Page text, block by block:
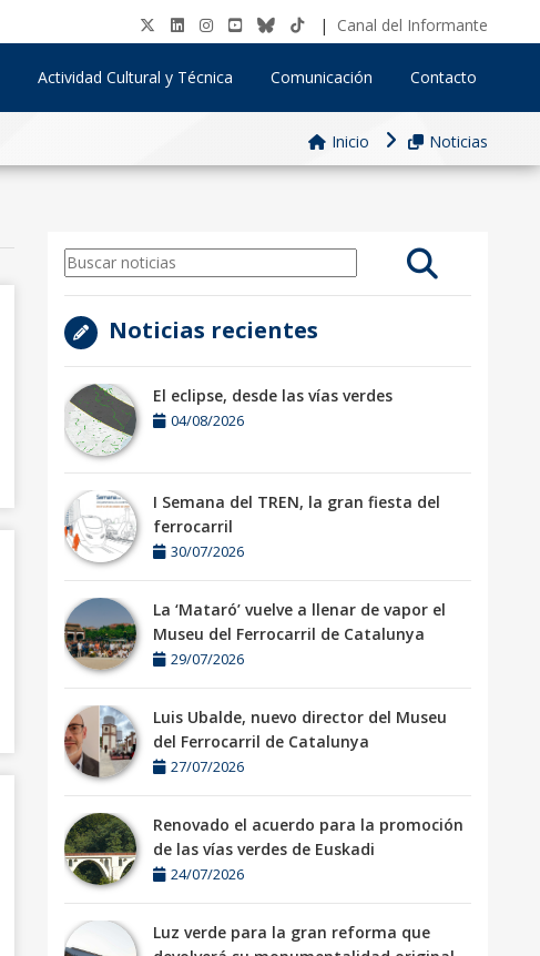
| Canal del Informante
Actividad Cultural y Técnica Comunicación Contacto
Inicio Noticias
Noticias recientes
El eclipse, desde las vías verdes
04/08/2026
I Semana del TREN, la gran fiesta del
ferrocarril
30/07/2026
La ‘Mataró’ vuelve a llenar de vapor el
Museu del Ferrocarril de Catalunya
29/07/2026
Luis Ubalde, nuevo director del Museu
del Ferrocarril de Catalunya
27/07/2026
Renovado el acuerdo para la promoción
de las vías verdes de Euskadi
24/07/2026
Luz verde para la gran reforma que